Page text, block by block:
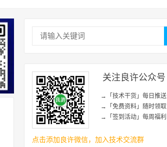
关注良许公众号
→「技术干货」每日推送
→「免费资料」随时领取
→「签到活动」每周福利
点击添加良许微信，加入技术交流群